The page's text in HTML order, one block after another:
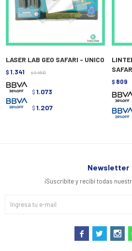
LASER LAB GEO SAFARI - UNICO
$ 1.341 $ 1.490
$ 1.073
$ 1.207
$ 809
Newsletter
¡Suscribite y recibí todas
  